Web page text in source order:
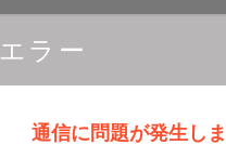
エラー
通信に問題が発生し